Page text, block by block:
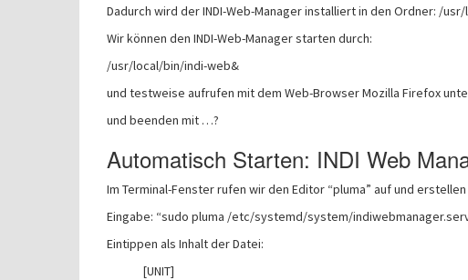
Dadurch wird der INDI-Web-Manager installiert in den Ordner: /
Wir können den INDI-Web-Manager starten durch:
/usr/local/bin/indi-web&
und testweise aufrufen mit dem Web-Browser Mozilla Firefox
und beenden mit …?
Automatisch Starten: INDI Web
Im Terminal-Fenster rufen wir den Editor “pluma” auf und
Eingabe: “sudo pluma /etc/systemd/system/
Eintippen als Inhalt der Datei:
[UNIT]